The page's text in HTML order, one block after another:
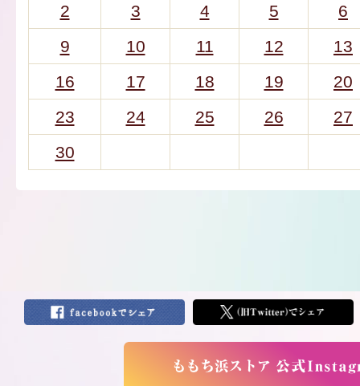
2 3 4 5
6
9
10 11 12
13
16
17 18 19
20
23
24 25 26
27
30